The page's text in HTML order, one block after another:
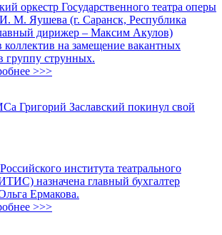
оркестр Государственного театра оперы
М. Яушева (г. Саранск, Республика
дирижер – Максим Акулов)
коллектив на замещение вакантных
группу струнных.
>>>
Григорий Заславский покинул свой
института театрального
назначена главный бухгалтер
Ермакова.
>>>